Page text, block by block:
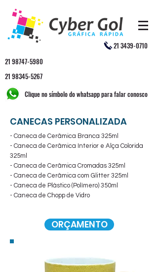
21 3439-0710
21 98747-5980
21 98345-5267
Clique no símbolo do whatsapp para falar conosco
CANECAS PERSONALIZADA
- Caneca de Cerâmica Branca 325ml
- Caneca de Cerâmica Interior e Alça Colorida
325ml
- Caneca de Cerâmica Cromadas 325ml
- Caneca de Cerâmica com Glitter 325ml
- Caneca de Plástico (Polímero) 350ml
- Caneca de Chopp de Vidro
ORÇAMENTO